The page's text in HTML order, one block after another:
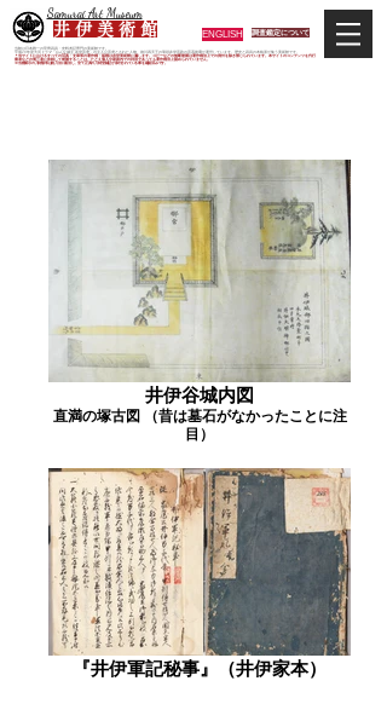
Samurai Art Museum
井 伊 美 術 館 ENGLISH 調査鑑定について
当館は日本唯一の甲冑武具・史料考証専門の美術館です。
平成29年度大河ドラマ「おんな城主 井伊直虎」の主人公直虎とされた人物、徳川四天王の筆頭井伊直政の直系後裔が運営しています。歴史と武具の本格派が集う美術館です。
＊当サイトにおけるすべての写真・文章等の著作権・版権は井伊美術館に属します。コピーなどの無断複製は著作権法上での例外を除き禁じられています。本サイトのコンテンツを代行
業者などの第三者に依頼して複製することは、たとえ個人や家庭内での利用であっても著作権法上認められていません。
※当館展示の刀剣類等は銃刀法に遵法し、​全て正真の刀剣登録証が添付されている事を確認済みです。
井伊谷城内図
直満の塚古図 （昔は墓石がなかったことに注
目）
『井伊軍記秘事』（井伊家本）